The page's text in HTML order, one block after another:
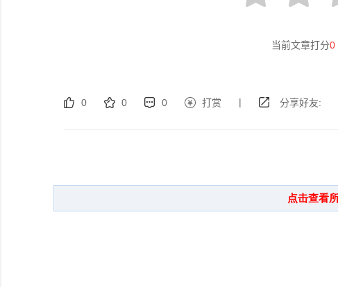
当前文章打分0
0 0 0 打赏 | 分享好友: